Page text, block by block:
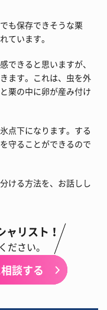
も保存できそうな栗
ています。
できると思いますが、
ます。これは、虫を外
栗の中に卵が産み付け
点下になります。する
守ることができるので
ける方法を、お話しし
リスト！
ださい。
談する